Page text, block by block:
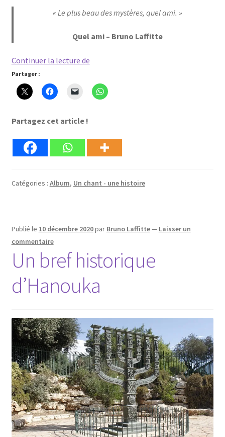
« Le plus beau des mystères, quel ami. »
Quel ami – Bruno Laffitte
Continuer la lecture deQuel
Partager :
Partagez cet article !
Catégories : Album, Un chant - une histoire
Publié le 10 décembre 2020par Bruno Laffitte— Laisser un
commentaire
Un bref historique
d’Hanouka